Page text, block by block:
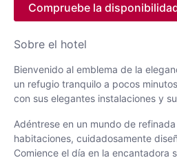
Compruebe la
Sobre el hotel
Bienvenido al emblema de la
un refugio tranquilo a pocos
con sus elegantes instalaciones y
Adéntrese en un mundo de
habitaciones, cuidadosamente
Comience el día en la encantadora